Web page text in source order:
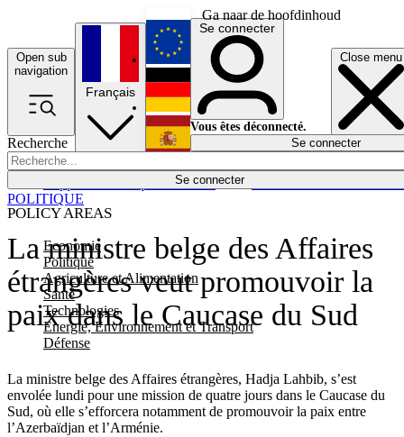
Ga naar de hoofdinhoud
Open sub
navigation
Close menu
Recherche
Se connecter
POLICY AREAS
Economie
Politique
Agriculture et Alimentation
Santé
Technologies
Energie, Environnement et Transport
Défense
Économie
Français
English
Deutsch
Español
Se connecter
Vous êtes déconnecté.
Se connecter
La ministre belge des Affaires
étrangères veut promouvoir la
paix dans le Caucase du Sud
La ministre belge des Affaires étrangères, Hadja Lahbib, s’est
envolée lundi pour une mission de quatre jours dans le Caucase du
Sud, où elle s’efforcera notamment de promouvoir la paix entre
l’Azerbaïdjan et l’Arménie.
POLITIQUE